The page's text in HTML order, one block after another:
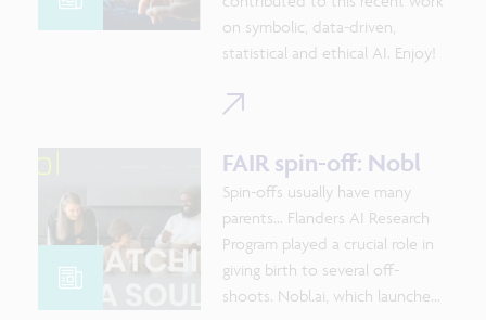
compressoren tot
landbouwapparatuur.
Dit onderzoek benadrukt hoe
𝗮𝗻𝗮𝗹𝘆𝘁𝗶𝗰𝘀 𝗮𝗿𝗲
𝘁𝗿𝗮𝗻𝘀𝗳𝗼𝗿𝗺𝗶𝗻𝗴 de
energiesector. Bij FAIR
ondersteunen we baanbrekende
innovaties die bijdragen aan een
duurzamer en efficiënter
energiesysteem.
research
herbeleven.
on symbolic, data-driven,
statistical and ethical AI. Enjoy!
FAIR spin-off: Nobl
Spin-offs usually have many
parents... Flanders AI Research
Program played a crucial role in
giving birth to several off-
shoots. Nobl.ai, which launched